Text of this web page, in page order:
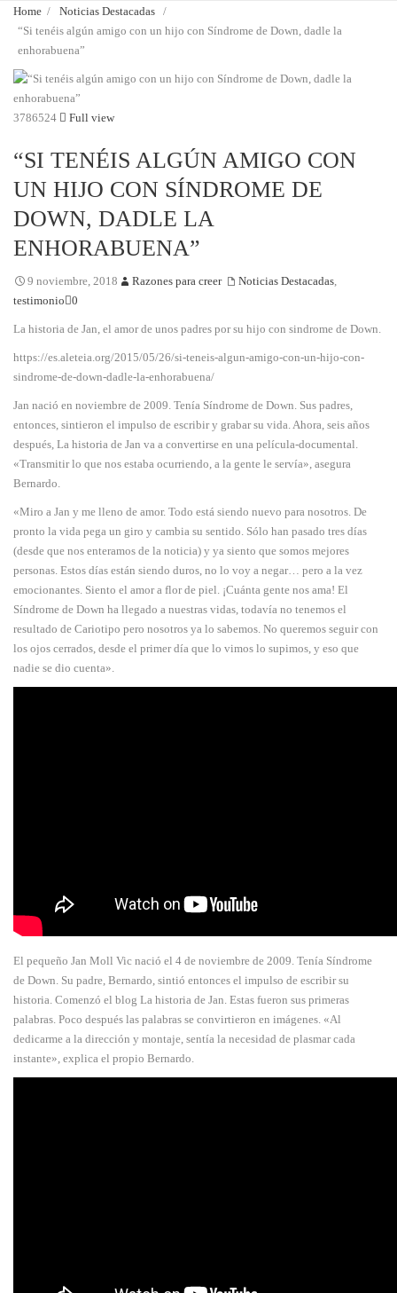
Home / Noticias Destacadas /
“Si tenéis algún amigo con un hijo con Síndrome de Down, dadle la
enhorabuena”
3786524 Full view
“SI TENÉIS ALGÚN AMIGO CON
UN HIJO CON SÍNDROME DE
DOWN, DADLE LA
ENHORABUENA”
9 noviembre, 2018 Razones para creer Noticias Destacadas,
testimonio 0
La historia de Jan, el amor de unos padres por su hijo con sindrome de Down.
https://es.aleteia.org/2015/05/26/si-teneis-algun-amigo-con-un-hijo-con-
sindrome-de-down-dadle-la-enhorabuena/
Jan nació en noviembre de 2009. Tenía Síndrome de Down. Sus padres,
entonces, sintieron el impulso de escribir y grabar su vida. Ahora, seis años
después, La historia de Jan va a convertirse en una película-documental.
«Transmitir lo que nos estaba ocurriendo, a la gente le servía», asegura
Bernardo.
«Miro a Jan y me lleno de amor. Todo está siendo nuevo para nosotros. De
pronto la vida pega un giro y cambia su sentido. Sólo han pasado tres días
(desde que nos enteramos de la noticia) y ya siento que somos mejores
personas. Estos días están siendo duros, no lo voy a negar… pero a la vez
emocionantes. Siento el amor a flor de piel. ¡Cuánta gente nos ama! El
Síndrome de Down ha llegado a nuestras vidas, todavía no tenemos el
resultado de Cariotipo pero nosotros ya lo sabemos. No queremos seguir con
los ojos cerrados, desde el primer día que lo vimos lo supimos, y eso que
nadie se dio cuenta».
El pequeño Jan Moll Vic nació el 4 de noviembre de 2009. Tenía Síndrome
de Down. Su padre, Bernardo, sintió entonces el impulso de escribir su
historia. Comenzó el blog La historia de Jan. Estas fueron sus primeras
palabras. Poco después las palabras se convirtieron en imágenes. «Al
dedicarme a la dirección y montaje, sentía la necesidad de plasmar cada
instante», explica el propio Bernardo.